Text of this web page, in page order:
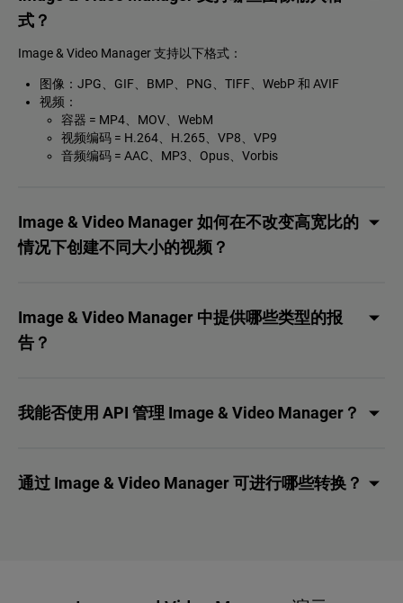
式？
Image & Video Manager 支持以下格式：
图像：JPG、GIF、BMP、PNG、TIFF、WebP 和 AVIF
视频：
容器 = MP4、MOV、WebM
视频编码 = H.264、H.265、VP8、VP9
音频编码 = AAC、MP3、Opus、Vorbis
Image & Video Manager 如何在不改变高宽比的
情况下创建不同大小的视频？
Image & Video Manager 中提供哪些类型的报
告？
我能否使用 API 管理 Image & Video Manager？
通过 Image & Video Manager 可进行哪些转换？